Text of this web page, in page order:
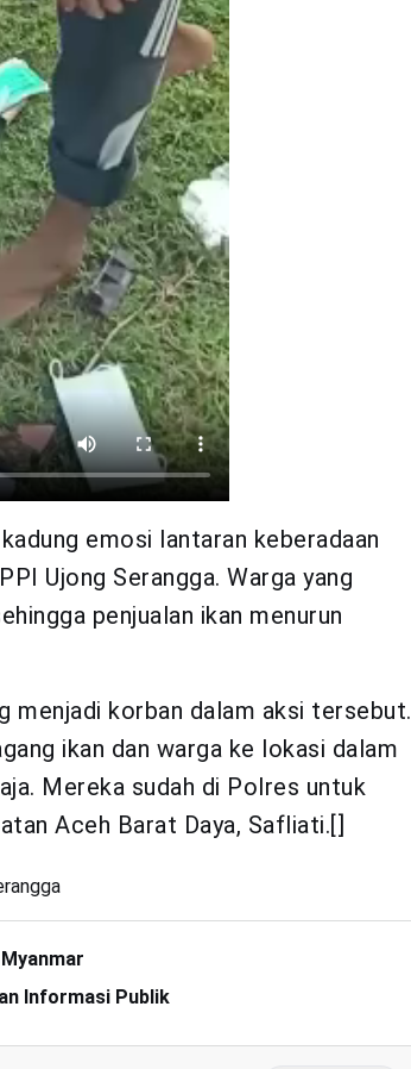
emosi lantaran keberadaan
Ujong Serangga. Warga yang
penjualan ikan menurun
menjadi korban dalam aksi tersebut.
ikan dan warga ke lokasi dalam
Mereka sudah di Polres untuk
Aceh Barat Daya, Safliati.[]
Informasi Publik